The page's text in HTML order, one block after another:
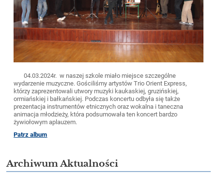
04.03.2024r. w naszej szkole miało miejsce szczególne
wydarzenie muzyczne. Gościliśmy artystów Trio Orient Express,
którzy zaprezentowali utwory muzyki kaukaskiej, gruzińskiej,
ormiańskiej i bałkańskiej. Podczas koncertu odbyła się także
prezentacja instrumentów etnicznych oraz wokalna i taneczna
animacja młodzieży, która podsumowała ten koncert bardzo
żywiołowym aplauzem.
Patrz album
Archiwum Aktualności